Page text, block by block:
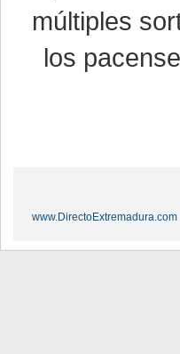
múltiples
los
www.DirectoExtremadura.com